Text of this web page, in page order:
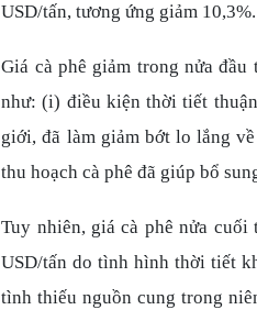
USD/tấn, tương ứng giảm 10,3%.
Giá cà phê giảm trong nửa
như: (i) điều kiện thời tiết
giới, đã làm giảm bớt lo lắng
thu hoạch cà phê đã giúp bổ
Tuy nhiên, giá cà phê nửa cuối
USD/tấn do tình hình thời tiết
tình thiếu nguồn cung trong